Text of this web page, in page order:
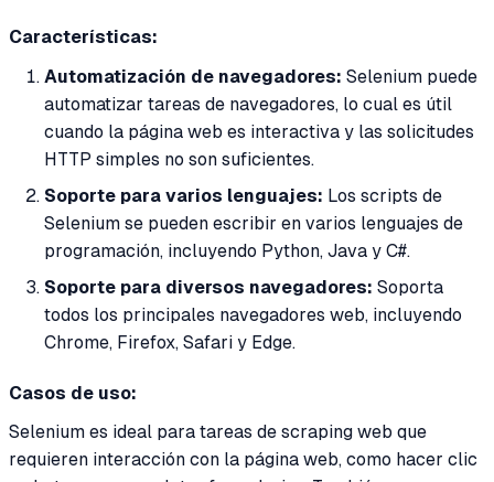
Características:
Automatización de navegadores: Selenium puede
automatizar tareas de navegadores, lo cual es útil
cuando la página web es interactiva y las solicitudes
HTTP simples no son suficientes.
Soporte para varios lenguajes: Los scripts de
Selenium se pueden escribir en varios lenguajes de
programación, incluyendo Python, Java y C#.
Soporte para diversos navegadores: Soporta
todos los principales navegadores web, incluyendo
Chrome, Firefox, Safari y Edge.
Casos de uso:
Selenium es ideal para tareas de scraping web que
requieren interacción con la página web, como hacer clic